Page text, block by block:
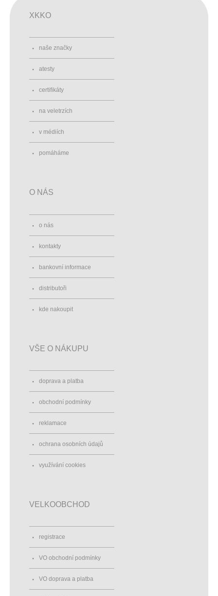
XKKO
naše značky
atesty
certifikáty
na veletrzích
v médiích
pomáháme
O NÁS
o nás
kontakty
bankovní informace
distributoři
kde nakoupit
VŠE O NÁKUPU
doprava a platba
obchodní podmínky
reklamace
ochrana osobních údajů
využívání cookies
VELKOOBCHOD
registrace
VO obchodní podmínky
VO doprava a platba